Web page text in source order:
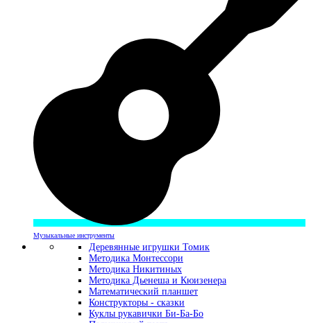
Музыкальные инструменты
Деревянные игрушки Томик
Методика Монтессори
Методика Никитиных
Методика Дьенеша и Кюизенера
Математический планшет
Конструкторы - сказки
Куклы рукавички Би-Ба-Бо